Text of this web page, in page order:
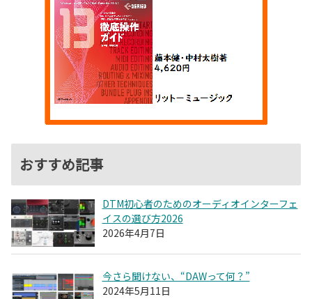
おすすめ記事
DTM初心者のためのオーディオインターフェ
イスの選び方2026
2026年4月7日
今さら聞けない、“DAWって何？”
2024年5月11日